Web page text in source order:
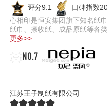
评分9.1
口碑指数
心相印是恒安集团旗下知名纸
纸巾、擦收纸、成品原纸等各
更多>>
NO.7
江苏王子制纸有限公司